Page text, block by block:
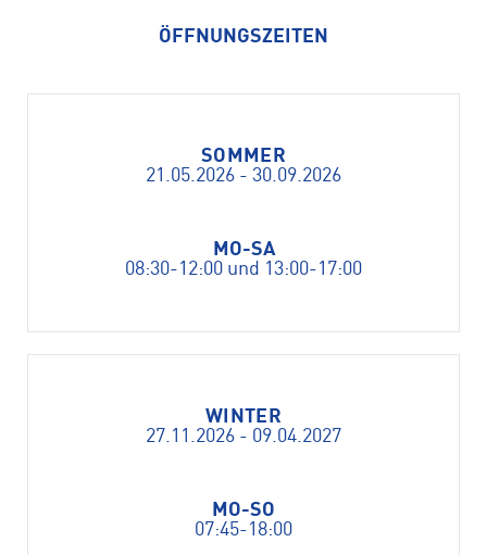
ÖFFNUNGSZEITEN
SOMMER
21.05.2026 - 30.09.2026
MO-SA
08:30-12:00 und 13:00-17:00
WINTER
27.11.2026 - 09.04.2027
MO-SO
07:45-18:00